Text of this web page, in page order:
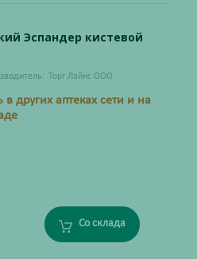
Эспандер кистевой
Торг Лайнс ООО
в других аптеках сети и на
Со склада